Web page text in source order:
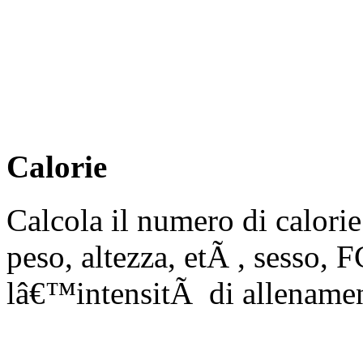
Calorie
Calcola il numero di
peso, altezza, etÃ , sesso,
lâ€™intensitÃ di